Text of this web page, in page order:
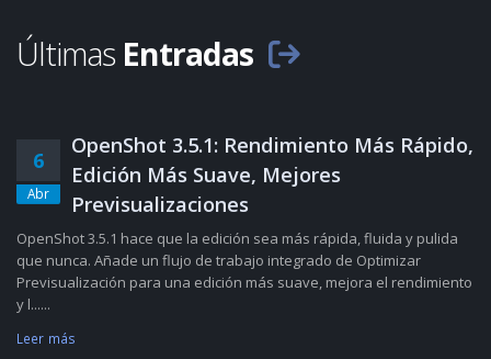
Últimas Entradas
6
Abr
OpenShot 3.5.1: Rendimiento Más Rápido,
Edición Más Suave, Mejores
Previsualizaciones
OpenShot 3.5.1 hace que la edición sea más rápida, fluida y pulida
que nunca. Añade un flujo de trabajo integrado de Optimizar
Previsualización para una edición más suave, mejora el rendimiento
y l......
Leer más